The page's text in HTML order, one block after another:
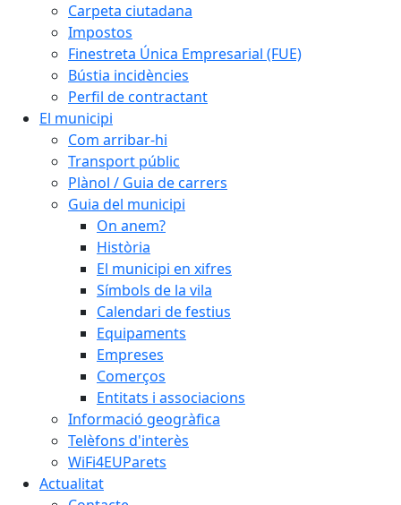
Carpeta ciutadana
Impostos
Finestreta Única Empresarial (FUE)
Bústia incidències
Perfil de contractant
El municipi
Com arribar-hi
Transport públic
Plànol / Guia de carrers
Guia del municipi
On anem?
Història
El municipi en xifres
Símbols de la vila
Calendari de festius
Equipaments
Empreses
Comerços
Entitats i associacions
Informació geogràfica
Telèfons d'interès
WiFi4EUParets
Actualitat